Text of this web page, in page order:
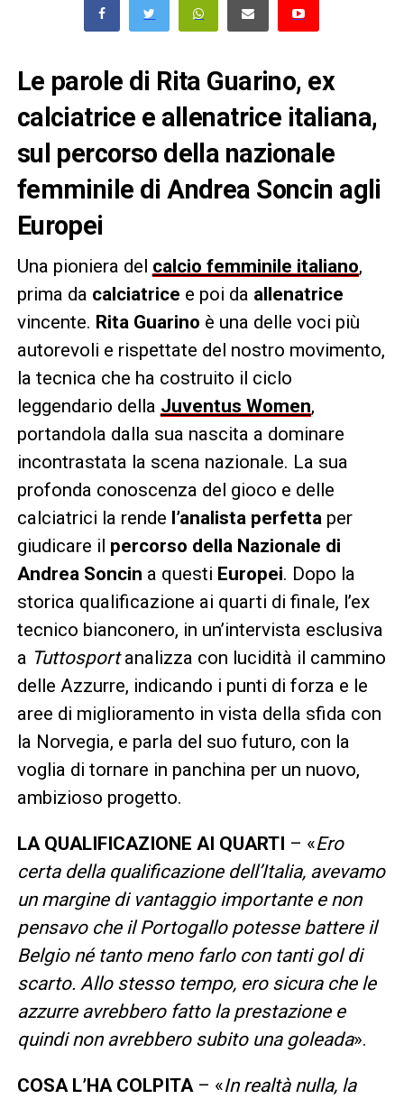
Le parole di Rita Guarino, ex
calciatrice e allenatrice italiana,
sul percorso della nazionale
femminile di Andrea Soncin agli
Europei
Una pioniera del calcio femminile italiano,
prima da calciatrice e poi da allenatrice
vincente. Rita Guarino è una delle voci più
autorevoli e rispettate del nostro movimento,
la tecnica che ha costruito il ciclo
leggendario della Juventus Women,
portandola dalla sua nascita a dominare
incontrastata la scena nazionale. La sua
profonda conoscenza del gioco e delle
calciatrici la rende l’analista perfetta per
giudicare il percorso della Nazionale di
Andrea Soncin a questi Europei. Dopo la
storica qualificazione ai quarti di finale, l’ex
tecnico bianconero, in un’intervista esclusiva
a Tuttosportanalizza con lucidità il cammino
delle Azzurre, indicando i punti di forza e le
aree di miglioramento in vista della sfida con
la Norvegia, e parla del suo futuro, con la
voglia di tornare in panchina per un nuovo,
ambizioso progetto.
LA QUALIFICAZIONE AI QUARTI – «Ero
certa della qualificazione dell’Italia, avevamo
un margine di vantaggio importante e non
pensavo che il Portogallo potesse battere il
Belgio né tanto meno farlo con tanti gol di
scarto. Allo stesso tempo, ero sicura che le
azzurre avrebbero fatto la prestazione e
quindi non avrebbero subito una goleada».
COSA L’HA COLPITA– «In realtà nulla, la